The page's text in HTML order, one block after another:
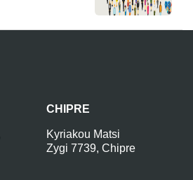
CHIPRE
Kyriakou Matsi
Zygi 7739, Chipre